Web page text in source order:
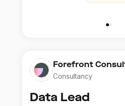
Forefront
Consultancy
Data Lead